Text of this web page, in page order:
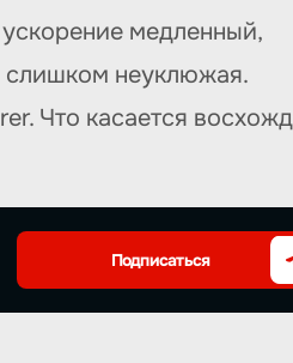
медленный,
слишком неуклюжая.
Что касается
Подписаться